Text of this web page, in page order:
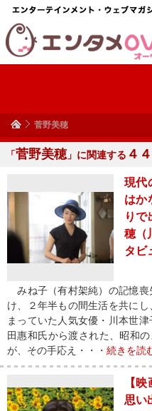
菅野美穂
「菅野美穂 」に関連する ４４
現代
はか
りで
穂（
タビ
みね子（有村架純）の記憶喪
け、２年半もの間生活を共に
まっていた人気女優・川本世
田惠和氏から渡された、昭和
が、その手応え・・・ 続きを読
【
思い